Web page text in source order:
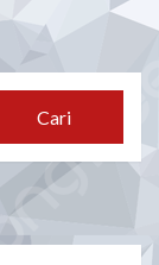
Cari